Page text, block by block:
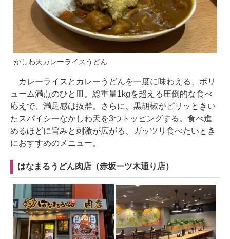
かしわ天カレーライスうどん
カレーライスとカレーうどんを一度に味わえる、ボリ
ューム満点のひと皿。総重量1kgを超える圧倒的な食べ
応えで、満足感は抜群。さらに、黒胡椒がピリッときい
たスパイシーなかしわ天を3つトッピングする。食べ進
めるほどに旨みと刺激が広がる、ガッツリ食べたいとき
におすすめのメニュー。
はなまるうどん肉店（赤坂一ツ木通り店）